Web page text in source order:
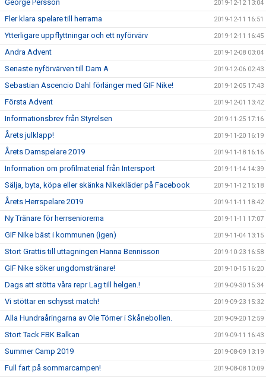
George Persson 2019-12-12 13:04
Fler klara spelare till herrarna 2019-12-11 16:51
Ytterligare uppflyttningar och ett nyförvärv 2019-12-11 16:45
Andra Advent 2019-12-08 03:04
Senaste nyförvärven till Dam A 2019-12-06 02:43
Sebastian Ascencio Dahl förlänger med GIF Nike! 2019-12-05 17:43
Första Advent 2019-12-01 13:42
Informationsbrev från Styrelsen 2019-11-25 17:16
Årets julklapp! 2019-11-20 16:19
Årets Damspelare 2019 2019-11-18 16:16
Information om profilmaterial från Intersport 2019-11-14 14:39
Sälja, byta, köpa eller skänka Nikekläder på Facebook 2019-11-12 15:18
Årets Herrspelare 2019 2019-11-11 18:42
Ny Tränare för herrseniorerna 2019-11-11 17:07
GIF Nike bäst i kommunen (igen) 2019-11-04 13:15
Stort Grattis till uttagningen Hanna Bennisson 2019-10-23 16:58
GIF Nike söker ungdomstränare! 2019-10-15 16:20
Dags att stötta våra repr Lag till helgen.! 2019-09-30 15:34
Vi stöttar en schysst match! 2019-09-23 15:32
Alla Hundraåringarna av Ole Törner i Skånebollen. 2019-09-20 12:59
Stort Tack FBK Balkan 2019-09-11 16:43
Summer Camp 2019 2019-08-09 13:19
Full fart på sommarcampen! 2019-08-08 10:09